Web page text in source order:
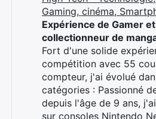
Gaming, cinéma,
Expérience de Gamer
collectionneur de
Fort d'une solide
compétition avec 55
compteur, j'ai évolué
catégories : Passionné
depuis l'âge de 9 ans,
sur consoles Nintendo